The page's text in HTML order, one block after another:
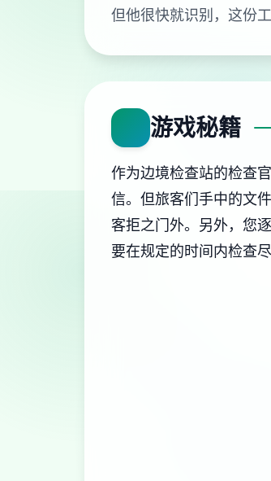
但他很快就识别，这份
游戏秘籍
作为边境检查站的检查
信。但旅客们手中的文
客拒之门外。另外，您
要在规定的时间内检查